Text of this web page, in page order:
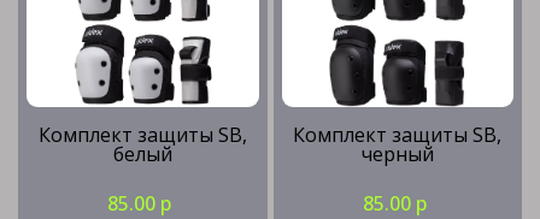
Комплект защиты SB,
белый
85.00 р
Комплект защиты SB,
черный
85.00 р